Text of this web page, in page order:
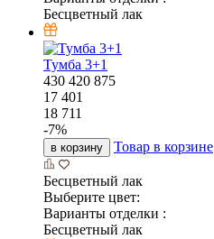
Бесцветный лак
Тумба 3+1
430 420 875
17 401
18 711
-7%
в корзину Товар в корзине
Бесцветный лак
Выберите цвет:
Варианты отделки :
Бесцветный лак